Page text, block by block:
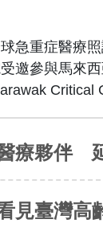
急重症醫療照
邀參與馬來
Critical
理人員，分
床決策及生
臺灣智慧醫療
出的發展成
療夥伴
見臺灣高